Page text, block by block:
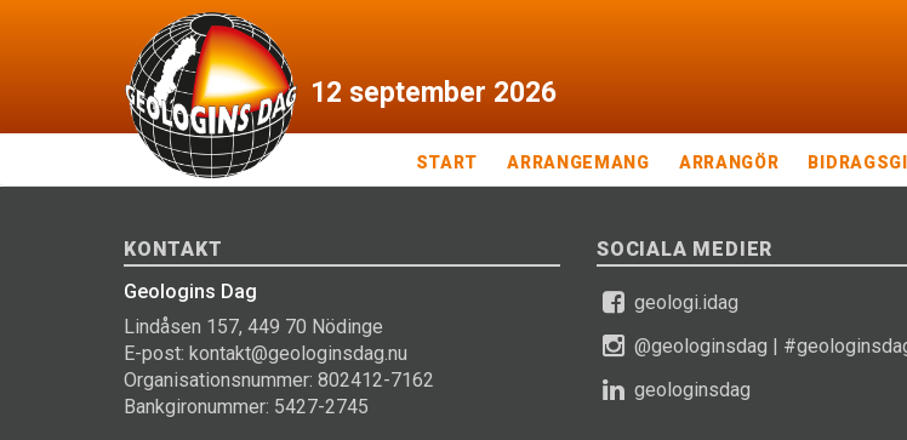
12 september 2026
START ARRANGEMANG ARRANGÖR
KONTAKT
Geologins Dag
Lindåsen 157, 449 70 Nödinge
E-post: kontakt@geologinsdag.nu
Organisationsnummer: 802412-7162
Bankgironummer: 5427-2745
SOCIALA MEDIER
geologi.idag
@geologinsdag |
geologinsdag